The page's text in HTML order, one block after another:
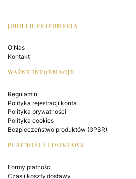
Linki w stopce
JUBILER PERFUMERIA
O Nas
Kontakt
WAŻNE INFORMACJE
Regulamin
Polityka rejestracji konta
Polityka prywatności
Polityka cookies
Bezpieczeństwo produktów (GPSR)
PŁATNOŚCI I DOSTAWA
Formy płatności
Czas i koszty dostawy